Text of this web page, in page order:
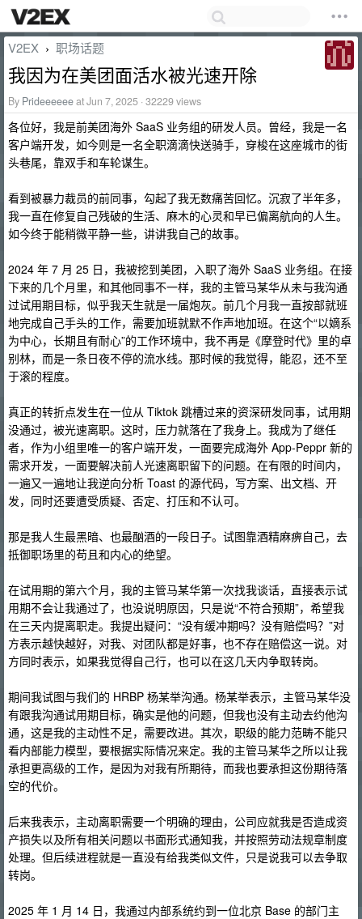
V2EX › 职场话题
我因为在美团面活水被光速开除
By Prideeeeeeat Jun 7, 2025 · 32229 views
各位好，我是前美团海外 SaaS 业务组的研发人员。曾经，我是一名
客户端开发，如今则是一名全职滴滴快送骑手，穿梭在这座城市的街
头巷尾，靠双手和车轮谋生。
看到被暴力裁员的前同事，勾起了我无数痛苦回忆。沉寂了半年多，
我一直在修复自己残破的生活、麻木的心灵和早已偏离航向的人生。
如今终于能稍微平静一些，讲讲我自己的故事。
2024 年 7 月 25 日，我被挖到美团，入职了海外 SaaS 业务组。在接
下来的几个月里，和其他同事不一样，我的主管马某华从未与我沟通
过试用期目标，似乎我天生就是一届炮灰。前几个月我一直按部就班
地完成自己手头的工作，需要加班就默不作声地加班。在这个“以嫡系
为中心，长期且有耐心”的工作环境中，我不再是《摩登时代》里的卓
别林，而是一条日夜不停的流水线。那时候的我觉得，能忍，还不至
于滚的程度。
真正的转折点发生在一位从 Tiktok 跳槽过来的资深研发同事，试用期
没通过，被光速离职。这时，压力就落在了我身上。我成为了继任
者，作为小组里唯一的客户端开发，一面要完成海外 App-Peppr 新的
需求开发，一面要解决前人光速离职留下的问题。在有限的时间内，
一遍又一遍地让我逆向分析 Toast 的源代码，写方案、出文档、开
发，同时还要遭受质疑、否定、打压和不认可。
那是我人生最黑暗、也最酗酒的一段日子。试图靠酒精麻痹自己，去
抵御职场里的苟且和内心的绝望。
在试用期的第六个月，我的主管马某华第一次找我谈话，直接表示试
用期不会让我通过了，也没说明原因，只是说“不符合预期”，希望我
在三天内提离职走。我提出疑问：“没有缓冲期吗？没有赔偿吗？”对
方表示越快越好，对我、对团队都是好事，也不存在赔偿这一说。对
方同时表示，如果我觉得自己行，也可以在这几天内争取转岗。
期间我试图与我们的 HRBP 杨某举沟通。杨某举表示，主管马某华没
有跟我沟通试用期目标，确实是他的问题，但我也没有主动去约他沟
通，这是我的主动性不足，需要改进。其次，职级的能力范畴不能只
看内部能力模型，要根据实际情况来定。我的主管马某华之所以让我
承担更高级的工作，是因为对我有所期待，而我也要承担这份期待落
空的代价。
后来我表示，主动离职需要一个明确的理由，公司应就我是否造成资
产损失以及所有相关问题以书面形式通知我，并按照劳动法规章制度
处理。但后续进程就是一直没有给我类似文件，只是说我可以去争取
转岗。
2025 年 1 月 14 日，我通过内部系统约到一位北京 Base 的部门主